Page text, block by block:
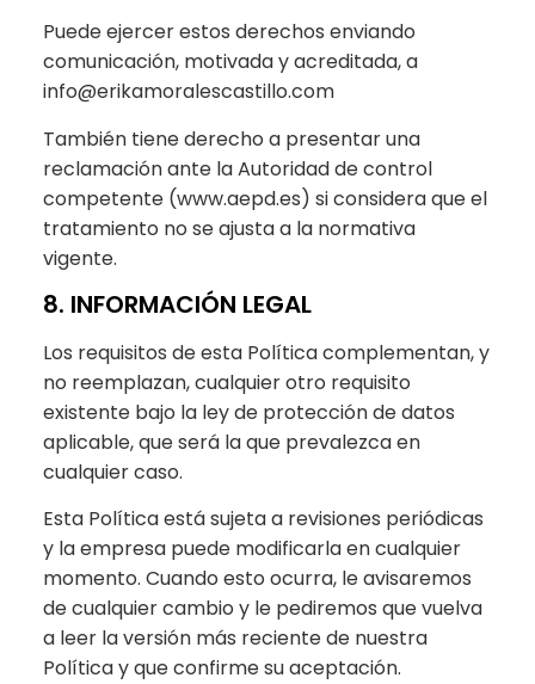
Puede ejercer estos derechos enviando
comunicación, motivada y acreditada, a
info@erikamoralescastillo.com
También tiene derecho a presentar una
reclamación ante la Autoridad de control
competente (www.aepd.es) si considera que el
tratamiento no se ajusta a la normativa
vigente.
8. INFORMACIÓN LEGAL
Los requisitos de esta Política complementan, y
no reemplazan, cualquier otro requisito
existente bajo la ley de protección de datos
aplicable, que será la que prevalezca en
cualquier caso.
Esta Política está sujeta a revisiones periódicas
y la empresa puede modificarla en cualquier
momento. Cuando esto ocurra, le avisaremos
de cualquier cambio y le pediremos que vuelva
a leer la versión más reciente de nuestra
Política y que confirme su aceptación.